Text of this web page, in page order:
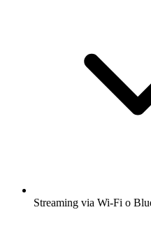
Streaming via Wi-Fi o